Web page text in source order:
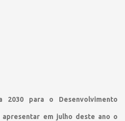
2030 para o Desenvolvimento
em julho deste ano o